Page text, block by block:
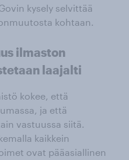
kysely selvittää
kohtaan.
ilmaston
laajalti
kokee, että
ja että
vastuussa siitä.
kaikkein
ovat pääasiallinen